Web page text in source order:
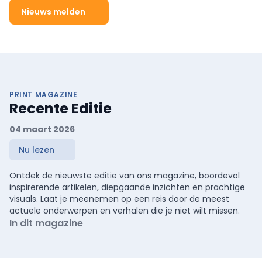
Nieuws melden
PRINT MAGAZINE
Recente Editie
04 maart 2026
Nu lezen
Ontdek de nieuwste editie van ons magazine, boordevol
inspirerende artikelen, diepgaande inzichten en prachtige
visuals. Laat je meenemen op een reis door de meest
actuele onderwerpen en verhalen die je niet wilt missen.
In dit magazine